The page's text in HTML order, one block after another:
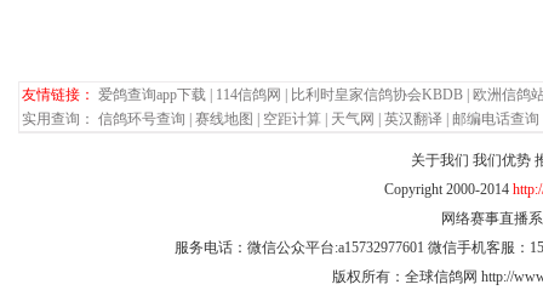
友情链接： 爱鸽查询app下载 114信鸽网 比利时皇家信鸽协会KBDB
欧洲信鸽
实用查询： 信鸽环号查询 赛线地图 空距计算 天气网 英汉翻译 邮编电话查询
关于我们 我们优势
Copyright 2000-2014
网络赛事直播
服务电话：微信公众平台:a15732977601 微信手机客服：
版权所有：全球信鸽网 http://